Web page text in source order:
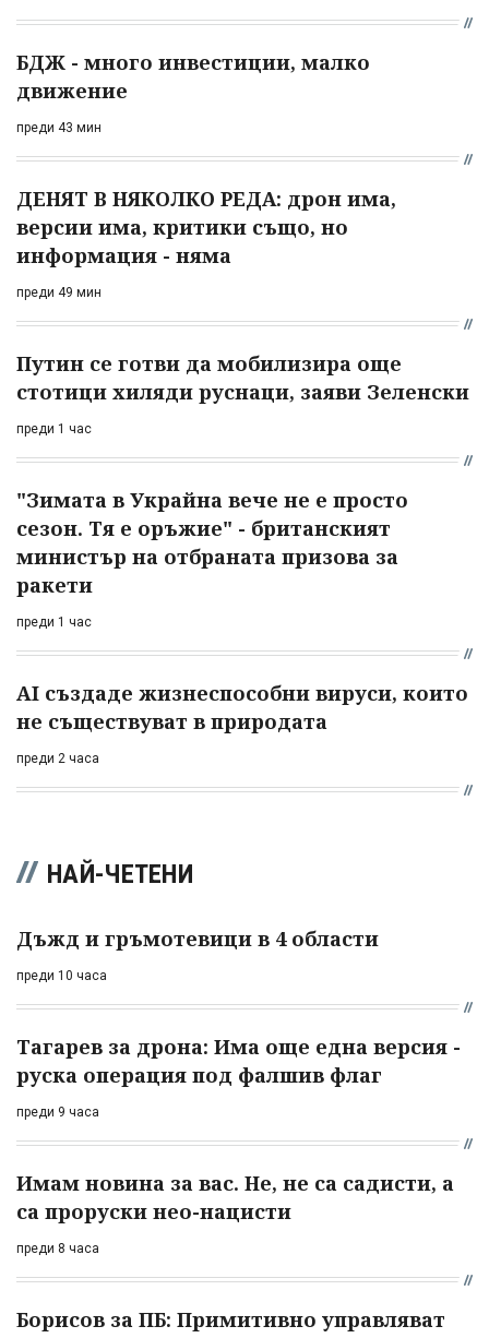
БДЖ - много инвестиции, малко
движение
преди 43 мин
ДЕНЯТ В НЯКОЛКО РЕДА: дрон има,
версии има, критики също, но
информация - няма
преди 49 мин
Путин се готви да мобилизира още
стотици хиляди руснаци, заяви Зеленски
преди 1 час
"Зимата в Украйна вече не е просто
сезон. Тя е оръжие" - британският
министър на отбраната призова за
ракети
преди 1 час
AI създаде жизнеспособни вируси, които
не съществуват в природата
преди 2 часа
НАЙ-ЧЕТЕНИ
Дъжд и гръмотевици в 4 области
преди 10 часа
Тагарев за дрона: Има още една версия -
руска операция под фалшив флаг
преди 9 часа
Имам новина за вас. Не, не са садисти, а
са проруски нео-нацисти
преди 8 часа
Борисов за ПБ: Примитивно управляват